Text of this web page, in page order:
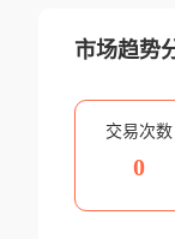
市场趋势
交易次数
0